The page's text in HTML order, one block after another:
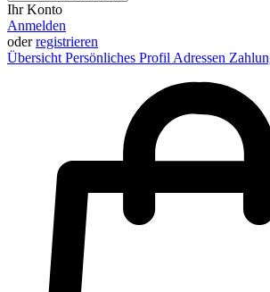
Ihr Konto
Anmelden
oderregistrieren
Übersicht Persönliches Profil Adressen